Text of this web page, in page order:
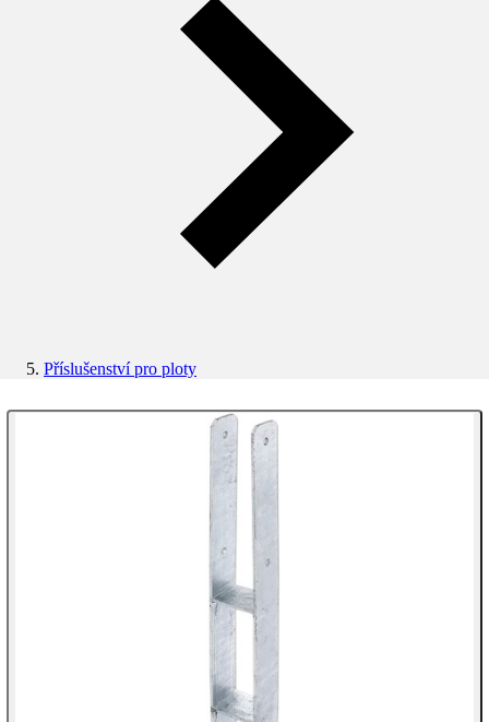
Příslušenství pro ploty